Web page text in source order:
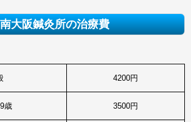
南大阪鍼灸所の治療費
4200円
歳 3500円